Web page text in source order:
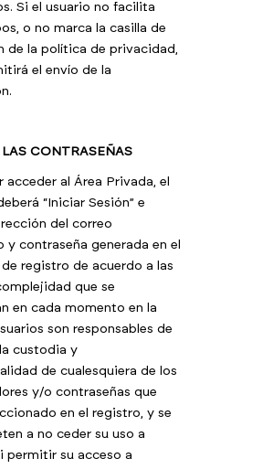
Si el usuario no facilita
o no marca la casilla de
de la política de privacidad,
el envío de la
LAS CONTRASEÑAS
acceder al Área Privada, el
“Iniciar Sesión” e
del correo
y contraseña generada en el
registro de acuerdo a las
que se
en cada momento en la
son responsables de
custodia y
de cualesquiera de los
y/o contraseñas que
en el registro, y se
a no ceder su uso a
permitir su acceso a